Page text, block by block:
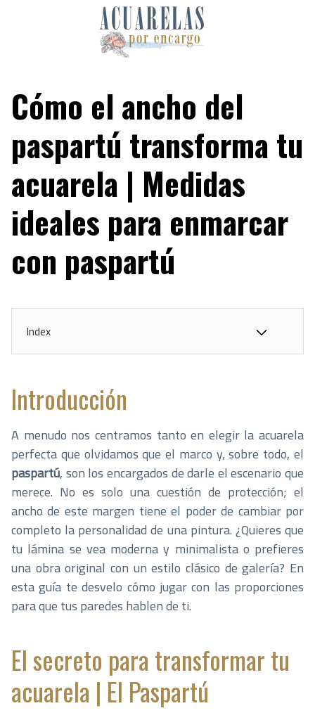
Cómo el ancho del
paspartú transforma tu
acuarela | Medidas
ideales para enmarcar
con paspartú
Index
Introducción
A menudo nos centramos tanto en elegir la acuarela
perfecta que olvidamos que el marco y, sobre todo, el
paspartú, son los encargados de darle el escenario que
merece. No es solo una cuestión de protección; el
ancho de este margen tiene el poder de cambiar por
completo la personalidad de una pintura. ¿Quieres que
tu lámina se vea moderna y minimalista o prefieres
una obra original con un estilo clásico de galería? En
esta guía te desvelo cómo jugar con las proporciones
para que tus paredes hablen de ti.
El secreto para transformar tu
acuarela | El Paspartú